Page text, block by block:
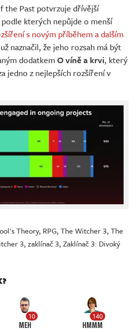
the Past potvrzuje dřívější
kterých nepůjde o menší
s novým příběhem a dalším
naznačil, že jeho rozsah má být
dodatkem O víně a krvi, který
jedno z nejlepších rozšíření v
Theory, RPG,The Witcher 3,The
3,zaklínač 3,Zaklínač 3: Divoký
10
MEH
140
HMMM